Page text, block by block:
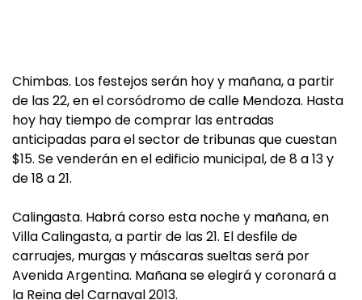
Chimbas. Los festejos serán hoy y mañana, a partir
de las 22, en el corsódromo de calle Mendoza. Hasta
hoy hay tiempo de comprar las entradas
anticipadas para el sector de tribunas que cuestan
$15. Se venderán en el edificio municipal, de 8 a 13 y
de 18 a 21.
Calingasta. Habrá corso esta noche y mañana, en
Villa Calingasta, a partir de las 21. El desfile de
carruajes, murgas y máscaras sueltas será por
Avenida Argentina. Mañana se elegirá y coronará a
la Reina del Carnaval 2013.